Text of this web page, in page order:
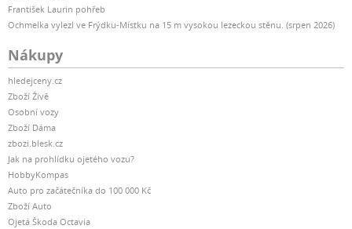
František Laurin pohřeb
Ochmelka vylezl ve Frýdku-Místku na 15 m vysokou lezeckou stěnu. (srpen 2026)
Nákupy
hledejceny.cz
Zboží Živě
Osobní vozy
Zboží Dáma
zbozi.blesk.cz
Jak na prohlídku ojetého vozu?
HobbyKompas
Auto pro začátečníka do 100 000 Kč
Zboží Auto
Ojetá Škoda Octavia